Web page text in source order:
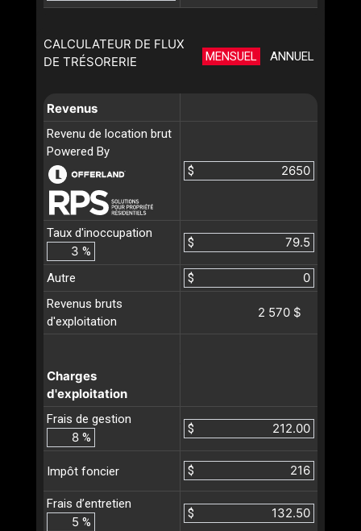
CALCULATEUR DE FLUX
DE TRÉSORERIE
MENSUEL ANNUEL
Revenus
Revenu de location brut
Powered By
$
Taux d'inoccupation
%
$
Autre
$
Revenus bruts
d'exploitation
2 570 $
Charges
d'exploitation
Frais de gestion
%
$
Impôt foncier $
Frais d’entretien
%
$